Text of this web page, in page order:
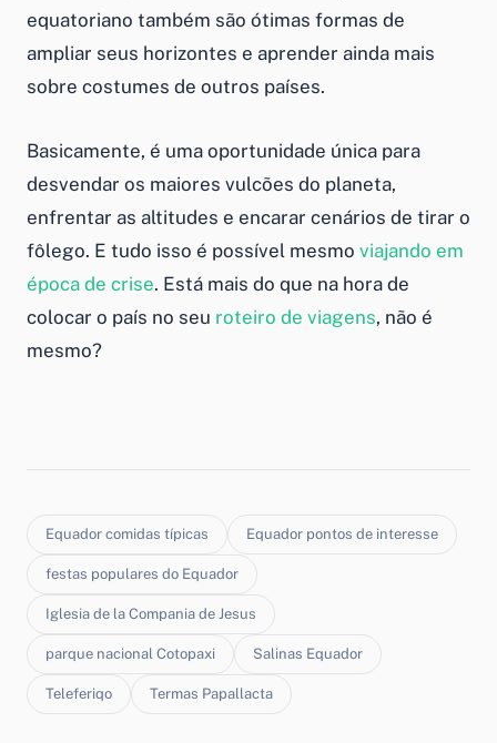
equatoriano também são ótimas formas de
ampliar seus horizontes e aprender ainda mais
sobre costumes de outros países.
Basicamente, é uma oportunidade única para
desvendar os maiores vulcões do planeta,
enfrentar as altitudes e encarar cenários de tirar o
fôlego. E tudo isso é possível mesmo viajando em
época de crise. Está mais do que na hora de
colocar o país no seu roteiro de viagens, não é
mesmo?
Equador comidas típicas Equador pontos de interesse
festas populares do Equador
Iglesia de la Compania de Jesus
parque nacional Cotopaxi Salinas Equador
Teleferiqo Termas Papallacta